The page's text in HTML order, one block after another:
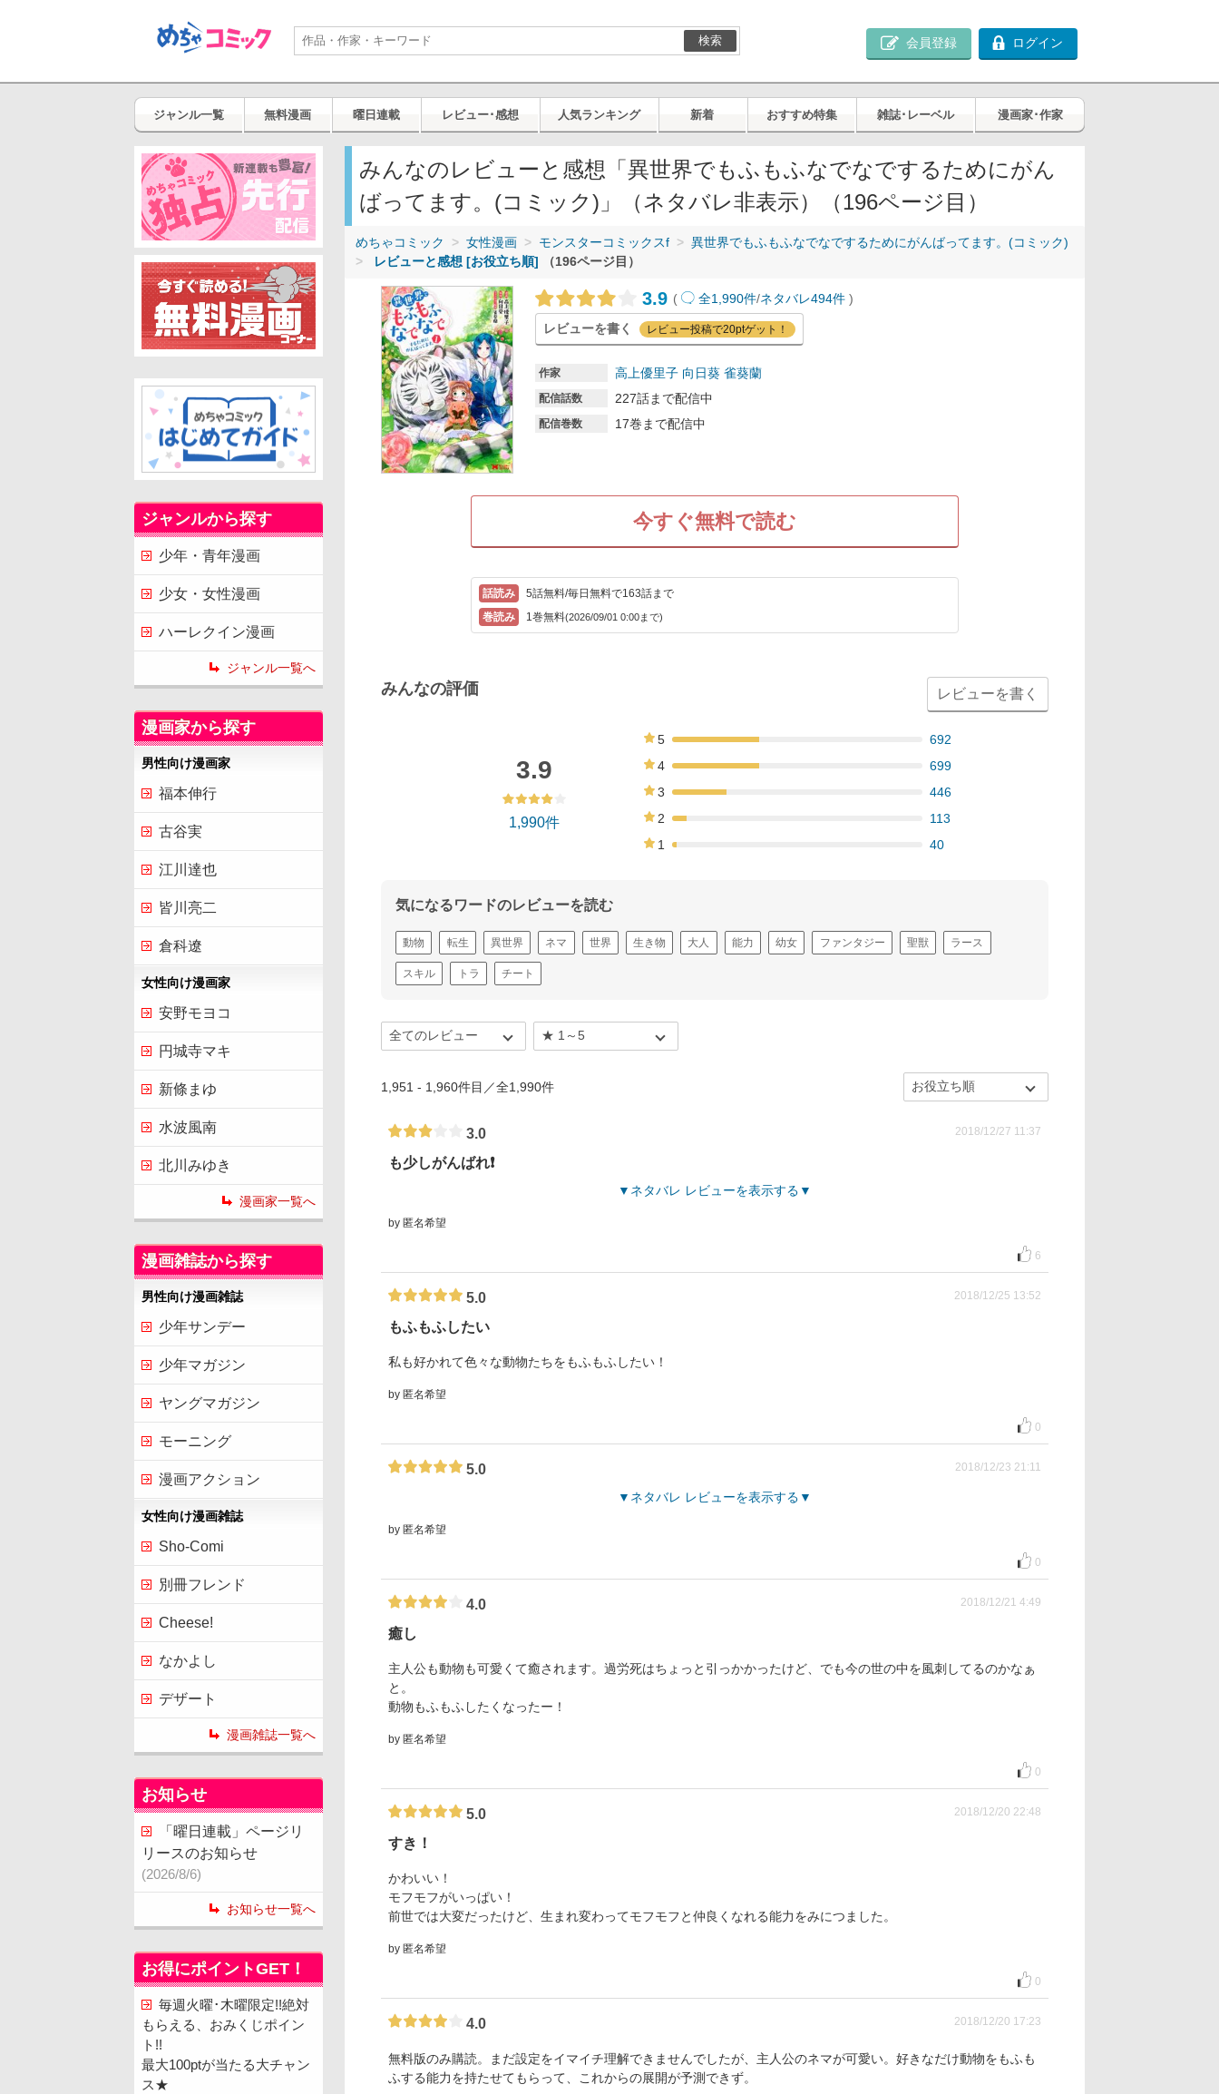
検索 会員登録 ログイン
ジャンル一覧 無料漫画 曜日連載 レビュー･感想 人気ランキング 新着 おすすめ特集 雑誌･レーベル 漫画家･作家
みんなのレビューと感想「異世界でもふもふなでなでするためにがん
ばってます。(コミック)」（ネタバレ非表示）（196ページ目）
めちゃコミック 女性漫画 モンスターコミックスf
異世界でもふもふなでなでするためにがんばってます。(コミック)
レビューと感想 [お役立ち順] （196ページ目）
3.9 ( 全1,990件/ネタバレ494件 )
レビューを書く レビュー投稿で20ptゲット！
作家 高上優里子 向日葵 雀葵蘭
配信話数 227話まで配信中
配信巻数 17巻まで配信中
今すぐ無料で読む
5話無料/毎日無料で163話まで
1巻無料(2026/09/01 0:00まで)
みんなの評価 レビューを書く
3.9
1,990件
5
692
4
699
3
446
2
113
1
40
気になるワードのレビューを読む
動物 転生 異世界 ネマ 世界 生き物 大人 能力 幼女 ファンタジー 聖獣 ラース
スキル トラ チート
1,951 - 1,960件目／全1,990件
3.0 2018/12/27 11:37
も少しがんばれ❗
ネタバレ レビューを表示する
by 匿名希望
6
5.0 2018/12/25 13:52
もふもふしたい
私も好かれて色々な動物たちをもふもふしたい！
by 匿名希望
0
5.0 2018/12/23 21:11
ネタバレ レビューを表示する
by 匿名希望
0
4.0 2018/12/21 4:49
癒し
主人公も動物も可愛くて癒されます。過労死はちょっと引っかかったけど、でも今の世の中を風刺してるのかなぁ
と。
動物もふもふしたくなったー！
by 匿名希望
0
5.0 2018/12/20 22:48
すき！
かわいい！
モフモフがいっぱい！
前世では大変だったけど、生まれ変わってモフモフと仲良くなれる能力をみにつました。
by 匿名希望
0
4.0 2018/12/20 17:23
無料版のみ購読。まだ設定をイマイチ理解できませんでしたが、主人公のネマが可愛い。好きなだけ動物をもふも
ふする能力を持たせてもらって、これからの展開が予測できず。
ジャンルから探す
少年・青年漫画
少女・女性漫画
ハーレクイン漫画
ジャンル一覧へ
漫画家から探す
男性向け漫画家
福本伸行
古谷実
江川達也
皆川亮二
倉科遼
女性向け漫画家
安野モヨコ
円城寺マキ
新條まゆ
水波風南
北川みゆき
漫画家一覧へ
漫画雑誌から探す
男性向け漫画雑誌
少年サンデー
少年マガジン
ヤングマガジン
モーニング
漫画アクション
女性向け漫画雑誌
Sho-Comi
別冊フレンド
Cheese!
なかよし
デザート
漫画雑誌一覧へ
お知らせ
「曜日連載」ページリ
リースのお知らせ
(2026/8/6)
お知らせ一覧へ
お得にポイントGET！
毎週火曜･木曜限定!!絶対
もらえる、おみくじポイン
ト!!
最大100ptが当たる大チャン
ス★